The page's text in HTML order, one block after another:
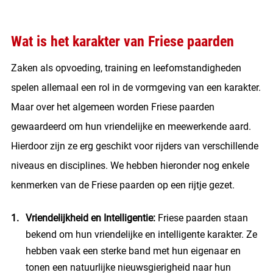
Wat is het karakter van Friese paarden
Zaken als opvoeding, training en leefomstandigheden
spelen allemaal een rol in de vormgeving van een karakter.
Maar over het algemeen worden Friese paarden
gewaardeerd om hun vriendelijke en meewerkende aard.
Hierdoor zijn ze erg geschikt voor rijders van verschillende
niveaus en disciplines. We hebben hieronder nog enkele
kenmerken van de Friese paarden op een rijtje gezet.
Vriendelijkheid en Intelligentie: Friese paarden staan
bekend om hun vriendelijke en intelligente karakter. Ze
hebben vaak een sterke band met hun eigenaar en
tonen een natuurlijke nieuwsgierigheid naar hun